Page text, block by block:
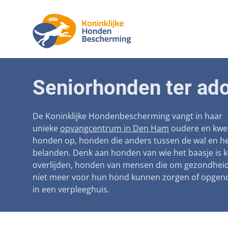
Verplichte
Seniorhonden ter
De Koninklijke Hondenbescherming vangt in haar
unieke opvangcentrum in Den Ham oudere en
honden op, honden die anders tussen de wal en
belanden. Denk aan honden van wie het baasje is
overlijden, honden van mensen die om
niet meer voor hun hond kunnen zorgen of
in een verpleeghuis.